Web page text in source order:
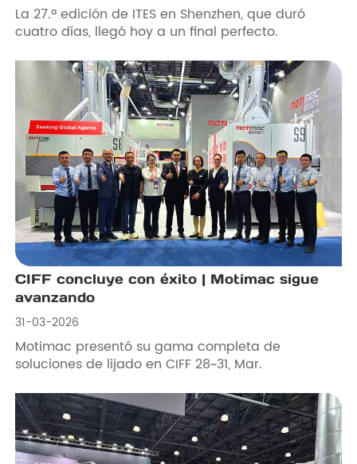
La 27.ª edición de ITES en Shenzhen, que duró
cuatro días, llegó hoy a un final perfecto.
CIFF concluye con éxito | Motimac sigue
avanzando
31-03-2026
Motimac presentó su gama completa de
soluciones de lijado en CIFF 28~31, Mar.